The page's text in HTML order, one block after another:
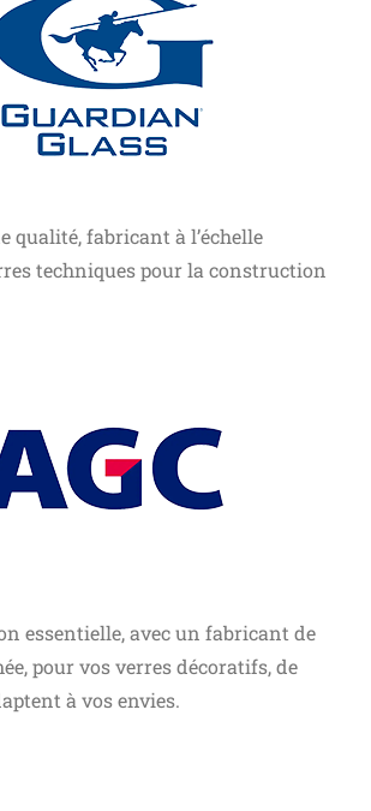
qualité, fabricant à l’échelle
techniques pour la construction
essentielle, avec un fabricant de
pour vos verres décoratifs, de
à vos envies.